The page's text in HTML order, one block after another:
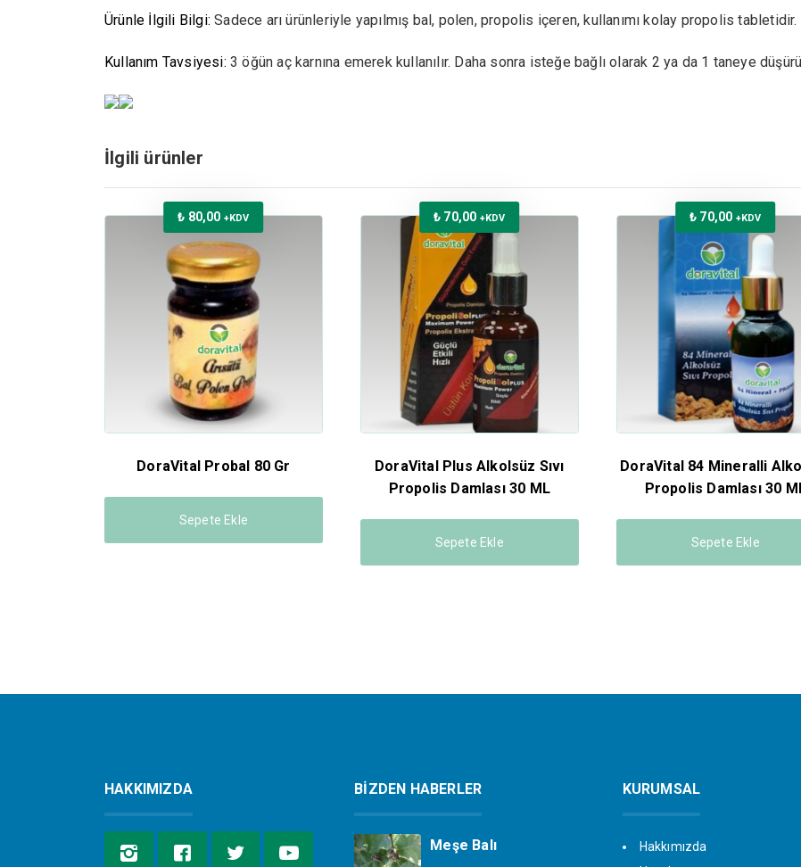
Ürünle İlgili Bilgi: Sadece arı ürünleriyle yapılmış bal, polen, propolis içeren, kullanımı kolay propolis tabletidir.
Kullanım Tavsiyesi: 3 öğün aç karnına emerek kullanılır. Daha sonra isteğe bağlı olarak 2 ya da 1 taneye
İlgili ürünler
DoraVital Probal 80 Gr
₺ 80,00 +KDV
Sepete Ekle
DoraVital Plus Alkolsüz Sıvı
Propolis Damlası 30 ML
₺ 70,00 +KDV
Sepete Ekle
DoraVital 84 Mineralli
Propolis Damlası 30
₺ 70,00 +KDV
Sepete Ekle
HAKKIMIZDA BİZDEN HABERLER
Meşe Balı
KURUMSAL
Hakkımızda